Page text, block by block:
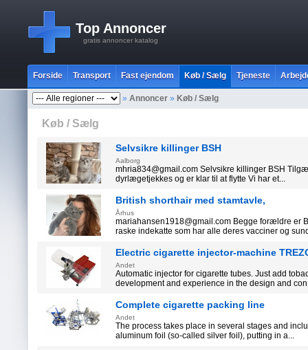
Top Annoncer
gratis annoncer katalog
Forside Transport Fast ejendom Køb / Sælg Tjeneste
» Annoncer » Køb / Sælg
Køb / Sælg
Selvsikre killinger BSH
Aalborg
mhria834@gmail.com Selvsikre killinger BSH
dyrlægetjekkes og er klar til at flytte Vi har et...
British shorthair med stamtavle,
Århus
mariahansen1918@gmail.com Begge forældre er
raske indekatte som har alle deres vacciner og
Electric cigarette injector-machine
Andet
Automatic injector for cigarette tubes. Just add
development and experience in the design and
Complete cigarette packing line
Andet
The process takes place in several stages and
aluminum foil (so-called silver foil), putting in a...